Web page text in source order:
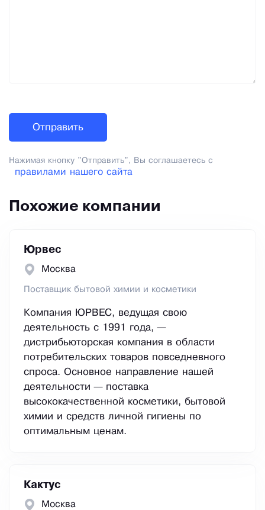
Нажимая кнопку "Отправить", Вы соглашаетесь с
правилами нашего сайта
Похожие компании
Юрвес
Москва
Поставщик бытовой химии и косметики
Компания ЮРВЕС, ведущая свою
деятельность с 1991 года, —
дистрибьюторская компания в области
потребительских товаров повседневного
спроса. Основное направление нашей
деятельности — поставка
высококачественной косметики, бытовой
химии и средств личной гигиены по
оптимальным ценам.
Кактус
Москва